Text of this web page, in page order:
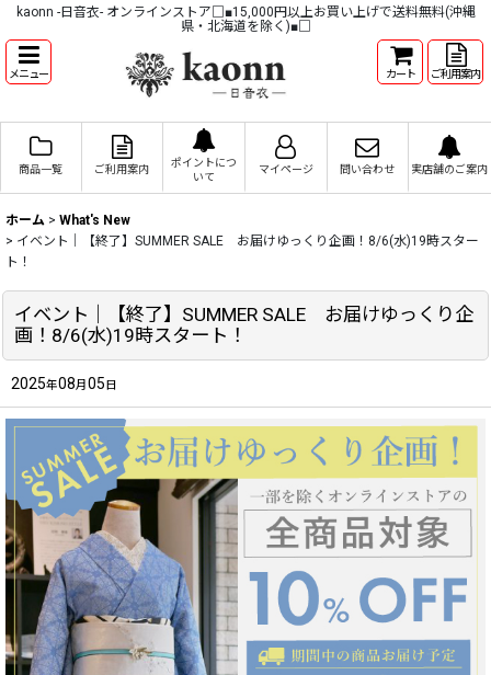
kaonn -日音衣- オンラインストア□■15,000円以上お買い上げで送料無料(沖縄
県・北海道を除く)■□
メニュー カート ご利用案内
商品一覧 ご利用案内
ポイントにつ
いて
マイページ 問い合わせ 実店舗のご案内
ホーム > What's New
> イベント｜【終了】SUMMER SALE お届けゆっくり企画！8/6(水)19時スター
ト！
イベント｜【終了】SUMMER SALE お届けゆっくり企
画！8/6(水)19時スタート！
2025年08月05日